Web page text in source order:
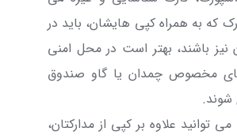
که به همراه کپی هایشان، باید در
نیز باشند، بهتر است در محل امنی
مخصوص چمدان یا گاو صندوق
شوند.
توانید علاوه بر کپی از مدارکتان،